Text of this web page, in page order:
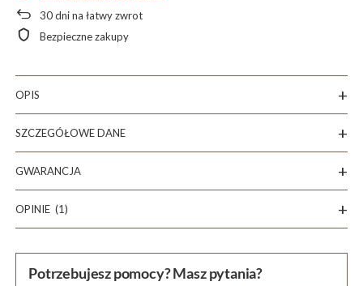
30dni na łatwy zwrot
Bezpieczne zakupy
OPIS
SZCZEGÓŁOWE DANE
GWARANCJA
OPINIE (1)
Potrzebujesz pomocy? Masz pytania?